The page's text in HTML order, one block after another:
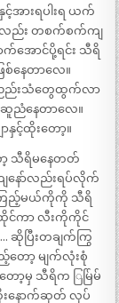
ားရပါးရ ယက်
လည်း တစက်စက်ကျ
က်အောင်ပို့ရင်း သီရိ
နေတာလေ။
ည်းသံတွေထွက်လာ
ဆူညံနေတာလေ။
နှင့်ထိုးတော့။
ော့ သီရိမနေတတ်
ကျနော်လည်းရပ်လိုက်
ြည့်မယ်ကိုကို သီရိ
ထိုင်ကာ လီးကိုကိုင်
ဆိုပြီးတချက်ကြွ
ော့ မျက်လုံးစုံ
ော့မှ သီရိက ြမ်ြမ်
းနောက်ဆုတ် လုပ်